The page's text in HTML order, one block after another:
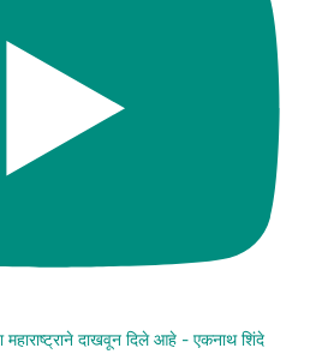
महाराष्ट्राने दाखवून दिले आहे - एकनाथ शिंदे